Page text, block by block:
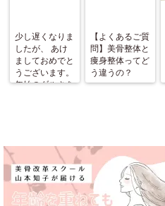
少し遅くなりま
したが、 あけ
ましておめでと
うございます。
年始のダルさを
【よくあるご質
問】美骨整体と
痩身整体ってど
う違うの？